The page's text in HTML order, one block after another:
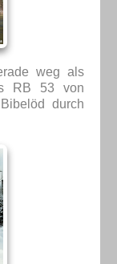
weg als
RB 53 von
durch